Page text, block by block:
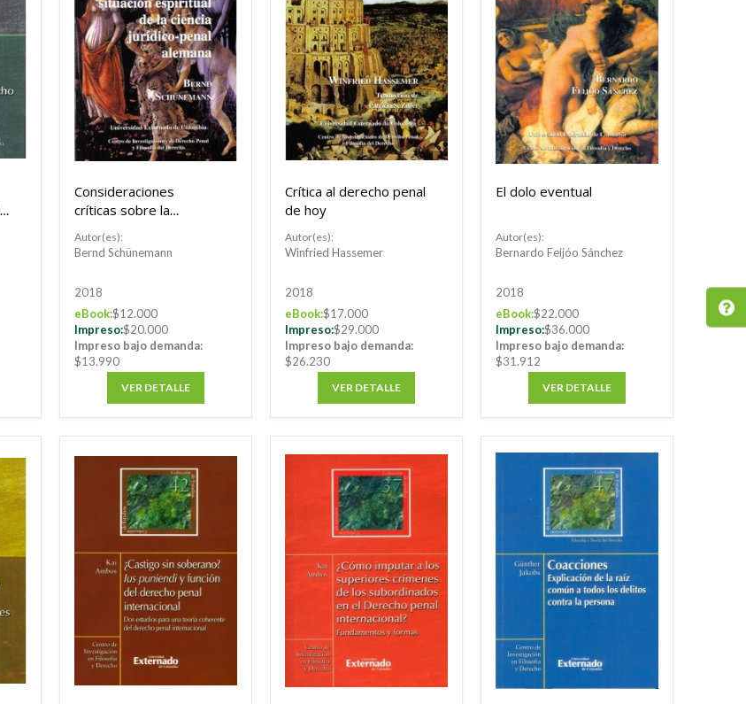
Consideraciones
críticas sobre la
ciencia jurídico-penal
Autor(es):
Bernd Schünemann
2018
eBook:$12.000
Impreso:$20.000
Impreso bajo demanda:
$13.990
VER DETALLE
Crítica al derecho penal
de hoy
Autor(es):
Winfried Hassemer
2018
eBook:$17.000
Impreso:$29.000
Impreso bajo demanda:
$26.230
VER DETALLE
El dolo eventual
Autor(es):
Bernardo Feijóo Sánchez
2018
eBook:$22.000
Impreso:$36.000
Impreso bajo demanda:
$31.912
VER DETALLE